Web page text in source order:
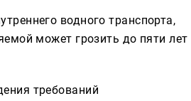
водного транспорта,
может грозить до пяти лет
требований